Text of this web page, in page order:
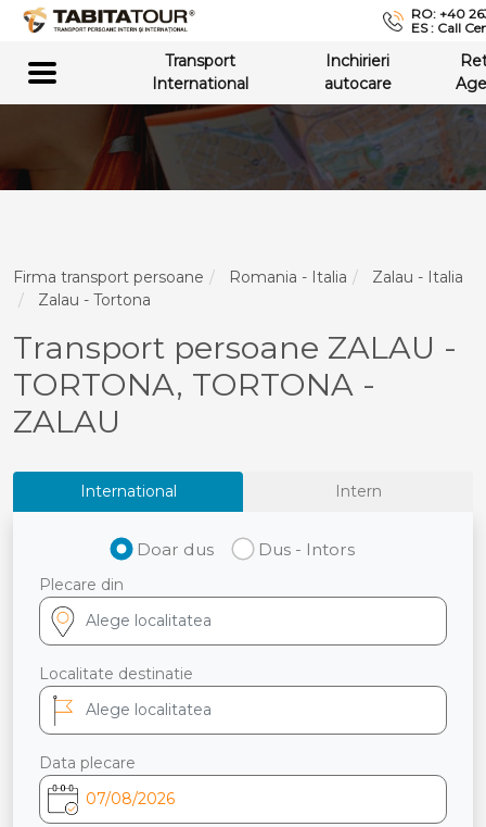
RO: +40
ES : Call
Transport
International
Inchirieri
autocare
Firma transport persoane Romania - Italia
Zalau - Italia
Zalau - Tortona
Transport persoane ZALAU -
TORTONA, TORTONA -
ZALAU
International Intern
Doar dus Dus - Intors
Plecare din
Localitate destinatie
Data plecare